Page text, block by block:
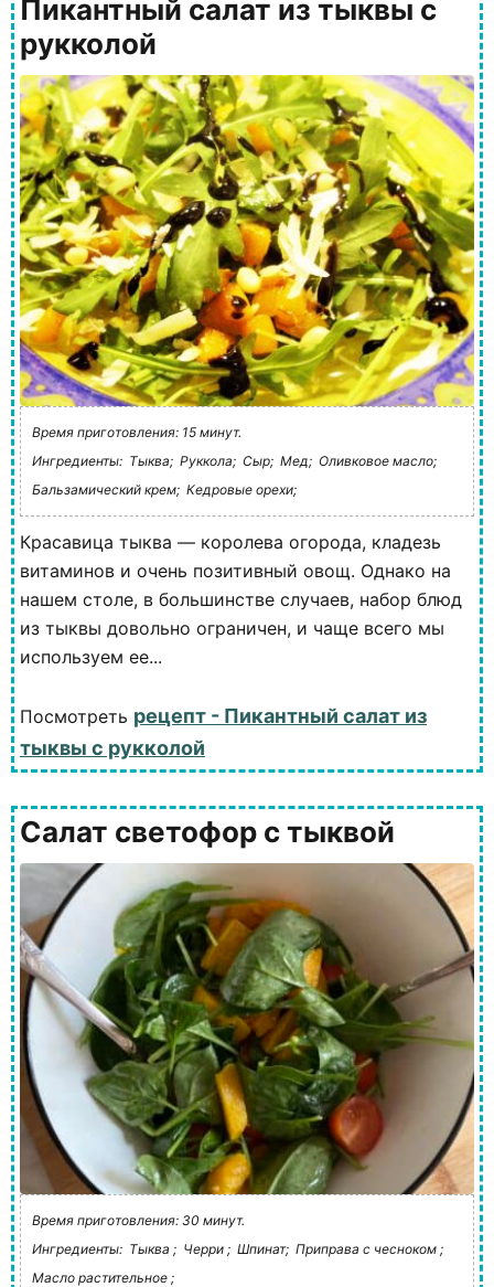
Пикантный салат из тыквы с
рукколой
Время приготовления: 15 минут.
Ингредиенты: Тыква; Руккола; Сыр; Мед; Оливковое масло;
Бальзамический крем; Кедровые орехи;
Красавица тыква — королева огорода, кладезь
витаминов и очень позитивный овощ. Однако на
нашем столе, в большинстве случаев, набор блюд
из тыквы довольно ограничен, и чаще всего мы
используем ее...
Посмотреть рецепт - Пикантный салат из
тыквы с рукколой
Салат светофор с тыквой
Время приготовления: 30 минут.
Ингредиенты: Тыква ; Черри ; Шпинат; Приправа с чесноком ;
Масло растительное ;